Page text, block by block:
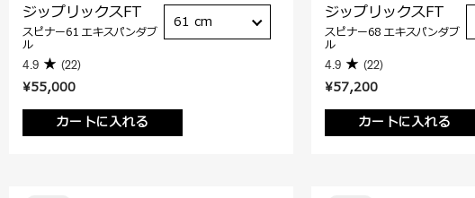
¥55,000
カートに入れる
ジップリックスFT
スピナー61 エキスパンダブ
ル
4.9 (22)
61 cm
¥57,200
カートに入れる
ジップリックスFT
スピナー68 エキスパンダブ
ル
4.9 (22)